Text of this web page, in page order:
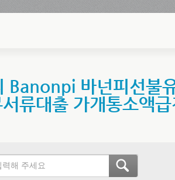
Banonpi 바넌피선불
류대출 가개통소액